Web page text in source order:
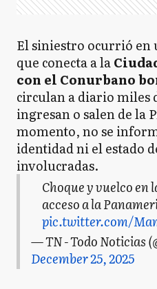
El siniestro ocurrió en
que conecta a la
con el Conurbano
circulan a diario miles
ingresan o salen de la
momento, no se
identidad ni el estado
involucradas.
Choque y vuelco en
acceso a la
pic.twitter.com/
— TN - Todo Noticias
December 25, 2025